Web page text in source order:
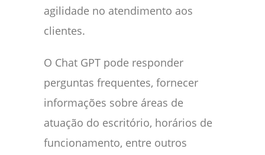
agilidade no atendimento aos
clientes.
O Chat GPT pode responder
perguntas frequentes, fornecer
informações sobre áreas de
atuação do escritório, horários de
funcionamento, entre outros